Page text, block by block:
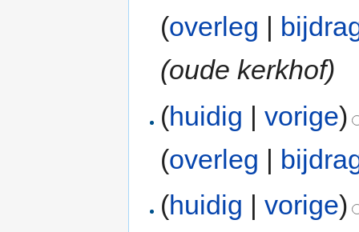
(overleg
(oude kerkhof)
(huidig |vorige)
(overleg |
(huidig |vorige)